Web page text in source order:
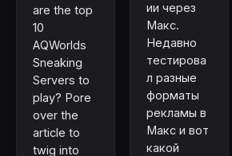
are the top
10
AQWorlds
Sneaking
Servers to
play? Pore
over the
article to
twig into
ии через
Макс.
Недавно
тестирова
л разные
форматы
рекламы в
Макс и вот
какой